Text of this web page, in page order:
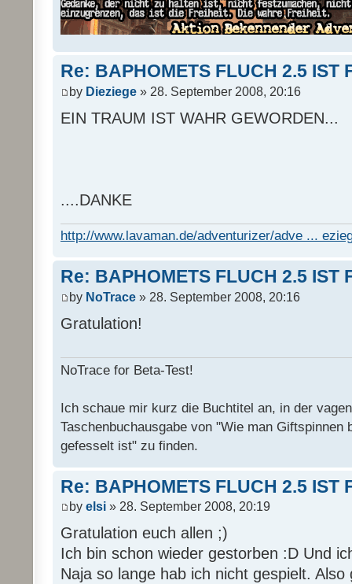
Re: BAPHOMETS FLUCH 2.5 IST
by Dieziege » 28. September 2008, 20:16
EIN TRAUM IST WAHR GEWORDEN...
....DANKE
http://www.lavaman.de/adventurizer/adve ...
Re: BAPHOMETS FLUCH 2.5 IST
by NoTrace » 28. September 2008, 20:16
Gratulation!
NoTrace for Beta-Test!
Ich schaue mir kurz die Buchtitel an, in der
Taschenbuchausgabe von "Wie man Giftspinnen
gefesselt ist" zu finden.
Re: BAPHOMETS FLUCH 2.5 IST
by elsi » 28. September 2008, 20:19
Gratulation euch allen ;)
Ich bin schon wieder gestorben :D Und
Naja so lange hab ich nicht gespielt. Also